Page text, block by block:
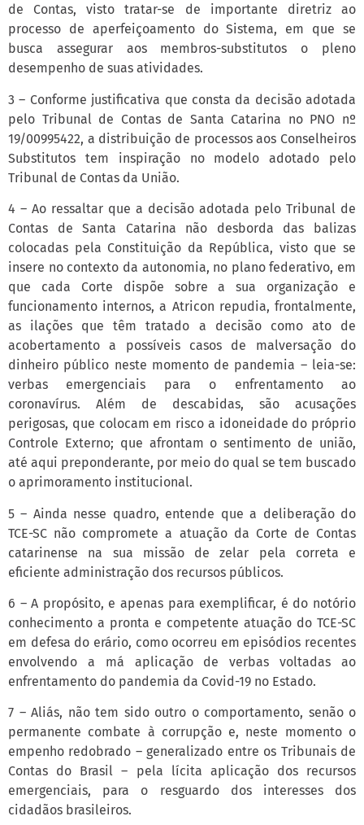
de Contas, visto tratar-se de importante diretriz ao
processo de aperfeiçoamento do Sistema, em que se
busca assegurar aos membros-substitutos o pleno
desempenho de suas atividades.
3 – Conforme justificativa que consta da decisão adotada
pelo Tribunal de Contas de Santa Catarina no PNO nº
19/00995422, a distribuição de processos aos Conselheiros
Substitutos tem inspiração no modelo adotado pelo
Tribunal de Contas da União.
4 – Ao ressaltar que a decisão adotada pelo Tribunal de
Contas de Santa Catarina não desborda das balizas
colocadas pela Constituição da República, visto que se
insere no contexto da autonomia, no plano federativo, em
que cada Corte dispõe sobre a sua organização e
funcionamento internos, a Atricon repudia, frontalmente,
as ilações que têm tratado a decisão como ato de
acobertamento a possíveis casos de malversação do
dinheiro público neste momento de pandemia – leia-se:
verbas emergenciais para o enfrentamento ao
coronavírus. Além de descabidas, são acusações
perigosas, que colocam em risco a idoneidade do próprio
Controle Externo; que afrontam o sentimento de união,
até aqui preponderante, por meio do qual se tem buscado
o aprimoramento institucional.
5 – Ainda nesse quadro, entende que a deliberação do
TCE-SC não compromete a atuação da Corte de Contas
catarinense na sua missão de zelar pela correta e
eficiente administração dos recursos públicos.
6 – A propósito, e apenas para exemplificar, é do notório
conhecimento a pronta e competente atuação do TCE-SC
em defesa do erário, como ocorreu em episódios recentes
envolvendo a má aplicação de verbas voltadas ao
enfrentamento do pandemia da Covid-19 no Estado.
7 – Aliás, não tem sido outro o comportamento, senão o
permanente combate à corrupção e, neste momento o
empenho redobrado – generalizado entre os Tribunais de
Contas do Brasil – pela lícita aplicação dos recursos
emergenciais, para o resguardo dos interesses dos
cidadãos brasileiros.